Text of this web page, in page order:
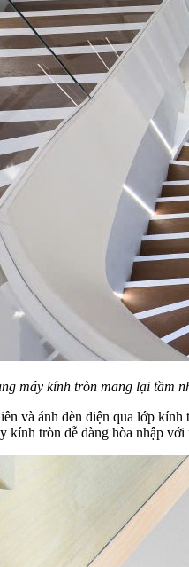
máy kính tròn mang lại tầm
và ánh đèn điện qua lớp
kính tròn dễ dàng hòa nhập